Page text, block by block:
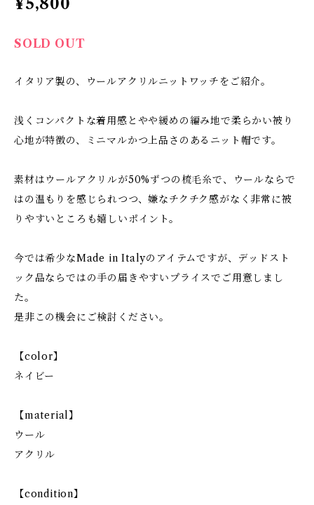
¥5,800
SOLD OUT
イタリア製の、ウールアクリルニットワッチをご紹介。
浅くコンパクトな着用感とやや緩めの編み地で柔らかい被り
心地が特徴の、ミニマルかつ上品さのあるニット帽です。
素材はウールアクリルが50%ずつの梳毛糸で、ウールならで
はの温もりを感じられつつ、嫌なチクチク感がなく非常に被
りやすいところも嬉しいポイント。
今では希少なMade in Italyのアイテムですが、デッドスト
ック品ならではの手の届きやすいプライスでご用意しまし
た。
是非この機会にご検討ください。
【color】
ネイビー
【material】
ウール
アクリル
【condition】